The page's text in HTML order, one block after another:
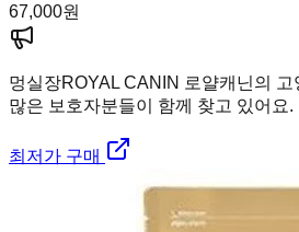
67,000원
멍실장ROYAL CANIN 로얄캐닌의
많은 보호자분들이 함께 찾고 있어요.
최저가 구매